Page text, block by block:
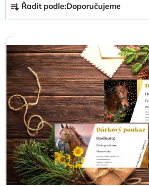
a
z
e
n
í
p
r
o
d
u
k
t
ů
Řadit podle:Doporučujeme
V
ý
p
i
s
p
r
o
d
u
k
t